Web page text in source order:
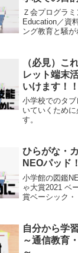
Ｚ会プログラ
Education／資
ング教育と騒が
ミング教育っ
よ。...
（必見）こ
レット端末
いけます！！
小学校でのタ
いていくため
す。
ひらがな・
NEOパッド
小学館の図鑑
ゃ大賞2021 ベ
賞ベーシック・
親御さんにお
自分から学
～通信教育